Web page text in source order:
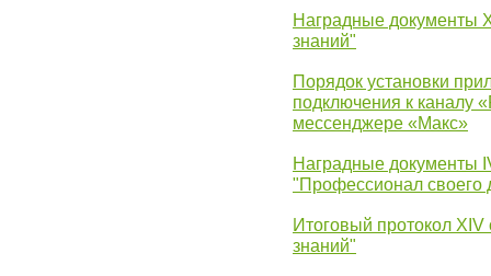
Наградные документы
знаний"
Порядок установки
подключения к каналу
мессенджере «Макс»
Наградные документы
"Профессионал своего
Итоговый протокол
знаний"